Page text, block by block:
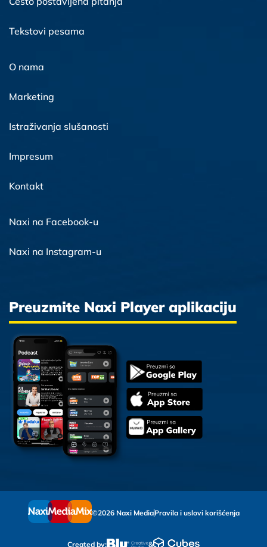
Tekstovi pesama
O nama
Marketing
Istraživanja slušanosti
Impresum
Kontakt
Naxi na Facebook-u
Naxi na Instagram-u
Preuzmite Naxi Player aplikaciju
©2026 Naxi MediaPravila i uslovi korišćenja
Created by: &